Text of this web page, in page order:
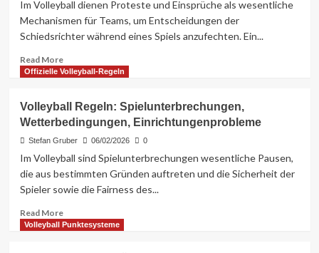
Im Volleyball dienen Proteste und Einsprüche als wesentliche
Mechanismen für Teams, um Entscheidungen der
Schiedsrichter während eines Spiels anzufechten. Ein...
Read MoreRead
more
Proteste,
Berufungen,
Regeländerungen
Offizielle Volleyball-Regeln
Volleyball Regeln: Spielunterbrechungen,
Wetterbedingungen, Einrichtungenprobleme
Stefan Gruber 06/02/2026 0
Im Volleyball sind Spielunterbrechungen wesentliche Pausen,
die aus bestimmten Gründen auftreten und die Sicherheit der
Spieler sowie die Fairness des...
Read MoreRead
more
Volleyball Punktesysteme